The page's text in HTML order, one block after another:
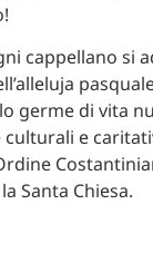
cappellano si
germe di vita
e
Santa Chiesa.